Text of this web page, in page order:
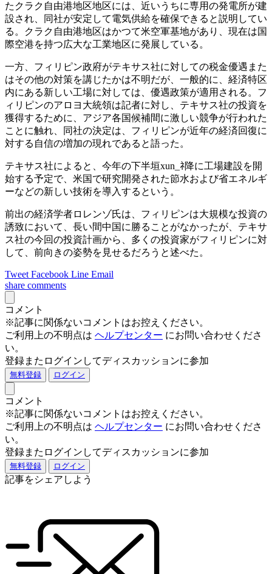
たクラク自由港地区地区には、近いうちに専用の発電所が建
設され、同社が安定して電気供給を確保できると説明してい
る。クラク自由港地区はかつて米空軍基地があり、現在は国
際空港を持つ広大な工業地区に発展している。
一方、フィリピン政府がテキサス社に対しての税金優遇また
はその他の対策を講じたかは不明だが、一般的に、経済特区
内にある新しい工場に対しては、優遇政策が適用される。フ
ィリピンのアロヨ大統領は記者に対し、テキサス社の投資を
獲得するために、アジア各国候補間に激しい競争が行われた
ことに触れ、同社の決定は、フィリピンが近年の経済回復に
対する自信の増加の現れであると語った。
テキサス社によると、今年の下半垣xun_ﾈ降に工場建設を開
始する予定で、米国で研究開発された節水および省エネルギ
ーなどの新しい技術を導入するという。
前出の経済学者ロレンゾ氏は、フィリピンは大規模な投資の
誘致において、長い間中国に勝ることがなかったが、テキサ
ス社の今回の投資計画から、多くの投資家がフィリピンに対
して、前向きの姿勢を見せるだろうと述べた。
Tweet Facebook Line Email
share comments
コメント
※記事に関係ないコメントはお控えください。
ご利用上の不明点は ヘルプセンター にお問い合わせくださ
い。
登録またログインしてディスカッションに参加
無料登録 ログイン
コメント
※記事に関係ないコメントはお控えください。
ご利用上の不明点は ヘルプセンター にお問い合わせくださ
い。
登録またログインしてディスカッションに参加
無料登録 ログイン
記事をシェアしよう